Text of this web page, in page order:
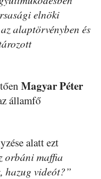
elnöki
alaptörvényben és
Magyar Péter
államfő
alatt ezt
orbáni maffia
hazug videót?”